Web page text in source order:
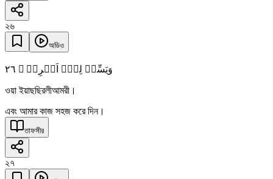
২৬
অডিও
وَیَسِّرۡ لِیۡۤ اَمۡرِیۡ ۙ ٢٦
ওয়া ইয়াছছিরলীআমরী।
এবং আমার কাজ সহজ করে দিন।
তাফসীর
২৭